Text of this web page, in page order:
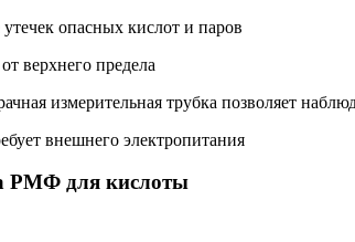
опасных кислот и паров
верхнего предела
измерительная трубка позволяет
внешнего электропитания
РМФ для кислоты